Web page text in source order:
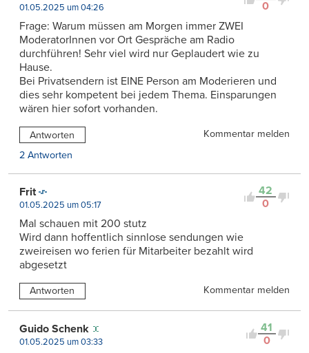
0
01.05.2025 um 04:26
Frage: Warum müssen am Morgen immer ZWEI
ModeratorInnen vor Ort Gespräche am Radio
durchführen! Sehr viel wird nur Geplaudert wie zu
Hause.
Bei Privatsendern ist EINE Person am Moderieren und
dies sehr kompetent bei jedem Thema. Einsparungen
wären hier sofort vorhanden.
Antworten
Kommentar melden
2 Antworten
42
0
Frit
01.05.2025 um 05:17
Mal schauen mit 200 stutz
Wird dann hoffentlich sinnlose sendungen wie
zweireisen wo ferien für Mitarbeiter bezahlt wird
abgesetzt
Antworten Kommentar melden
41
0
Guido Schenk
01.05.2025 um 03:33